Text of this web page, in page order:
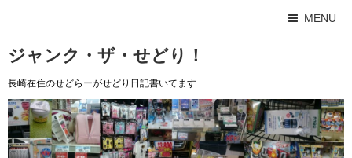
MENU
ジャンク・ザ・せどり！
長崎在住のせどらーがせどり日記書いてます